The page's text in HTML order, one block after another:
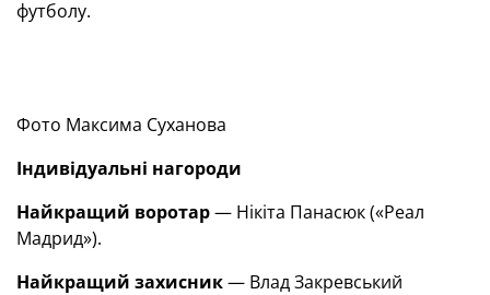
футболу.
Фото Максима Суханова
Індивідуальні нагороди
Найкращий воротар— Нікіта Панасюк («Реал
Мадрид»).
Найкращий захисник— Влад Закревський